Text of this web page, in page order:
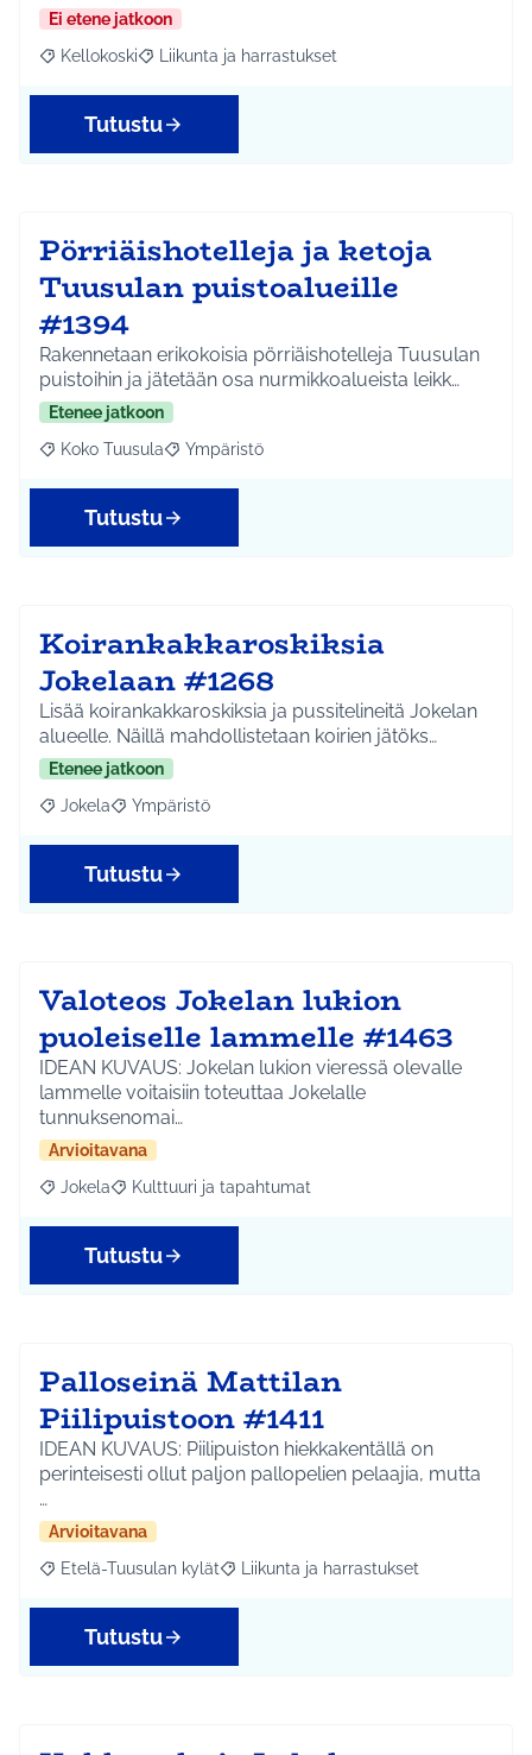
Ei etene jatkoon
Rajaa tulokset aihepiirin mukaan: Kellokoski
Kellokoski Rajaa tulokset teeman mukaan: Liikunta ja
Liikunta ja harrastukset
Tutustu
Pörriäishotelleja ja ketoja
Tuusulan puistoalueille
#1394
Rakennetaan erikokoisia pörriäishotelleja Tuusulan
puistoihin ja jätetään osa nurmikkoalueista leikk…
Etenee jatkoon
Rajaa tulokset aihepiirin mukaan: Koko Tuusula
Koko Tuusula Rajaa tulokset teeman mukaan: Ympäristö
Ympäristö
Tutustu
Koirankakkaroskiksia
Jokelaan #1268
Lisää koirankakkaroskiksia ja pussitelineitä Jokelan
alueelle. Näillä mahdollistetaan koirien jätöks…
Etenee jatkoon
Rajaa tulokset aihepiirin mukaan: Jokela
Jokela Rajaa tulokset teeman mukaan: Ympäristö
Ympäristö
Tutustu
Valoteos Jokelan lukion
puoleiselle lammelle #1463
IDEAN KUVAUS: Jokelan lukion vieressä olevalle
lammelle voitaisiin toteuttaa Jokelalle
tunnuksenomai…
Arvioitavana
Rajaa tulokset aihepiirin mukaan: Jokela
Jokela Rajaa tulokset teeman mukaan: Kulttuuri ja
Kulttuuri ja tapahtumat
Tutustu
Palloseinä Mattilan
Piilipuistoon #1411
IDEAN KUVAUS: Piilipuiston hiekkakentällä on
perinteisesti ollut paljon pallopelien pelaajia, mutta
…
Arvioitavana
Rajaa tulokset aihepiirin mukaan: Etelä-Tuusulan kylät
Etelä-Tuusulan kylät Rajaa tulokset teeman mukaan:
Liikunta ja harrastukset
Tutustu